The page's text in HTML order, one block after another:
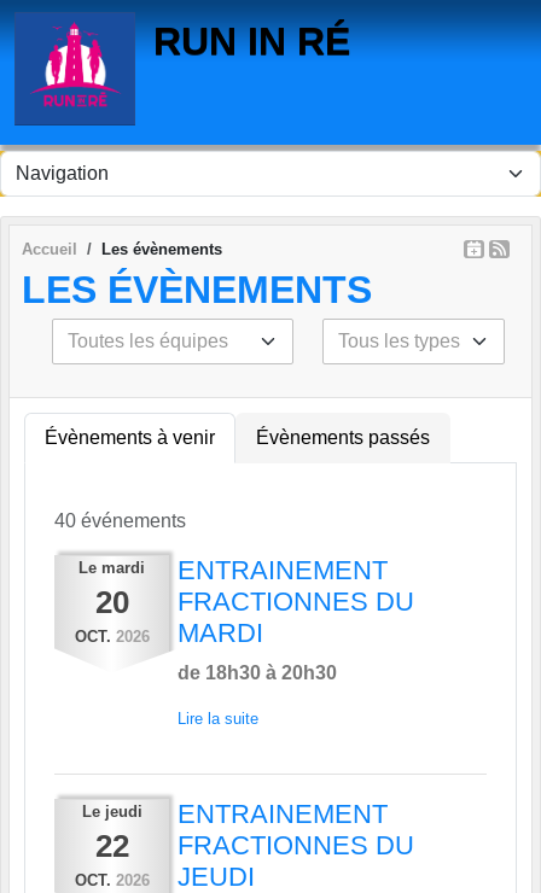
RUN IN RÉ
Accueil Les évènements
LES ÉVÈNEMENTS
Évènements à venir Évènements passés
40 événements
Le mardi
20
OCT. 2026
ENTRAINEMENT
FRACTIONNES DU
MARDI
de 18h30 à 20h30
Lire la suite
Le jeudi
22
OCT. 2026
ENTRAINEMENT
FRACTIONNES DU
JEUDI
Panneau de gestion des cookies